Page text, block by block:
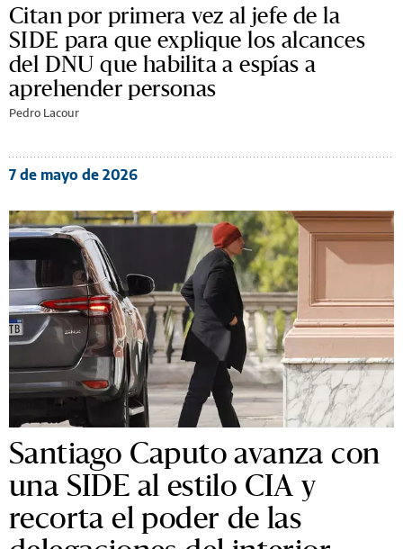
Citan por primera vez al jefe de la
SIDE para que explique los alcances
del DNU que habilita a espías a
aprehender personas
Pedro Lacour
7 de mayo de 2026
Santiago Caputo avanza con
una SIDE al estilo CIA y
recorta el poder de las